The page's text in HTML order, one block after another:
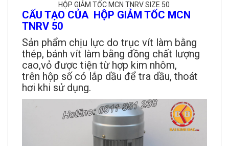
HỘP GIẢM TỐC MCN TNRV SIZE 50
CẤU TẠO CỦA HỘP GIẢM TỐC MCN
TNRV 50
Sản phẩm chịu lực do trục vít làm bằng
thép, bánh vít làm bằng đồng chất lượng
cao,vỏ được tiện từ hợp kim nhôm,
trên hộp số có lắp dầu để tra dầu, thoát
hơi khi sử dụng.